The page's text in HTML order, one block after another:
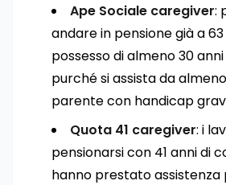
Ape Sociale caregiver:
andare in pensione già a
possesso di almeno 30
purché si assista da
parente con handicap
Quota 41 caregiver: i
pensionarsi con 41 anni di
hanno prestato assistenza